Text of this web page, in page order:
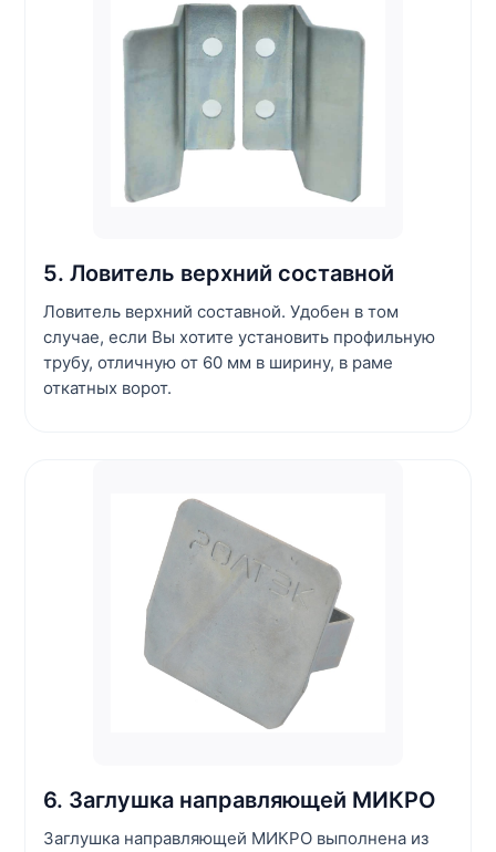
5. Ловитель верхний составной
Ловитель верхний составной. Удобен в том
случае, если Вы хотите установить профильную
трубу, отличную от 60 мм в ширину, в раме
откатных ворот.
6. Заглушка направляющей МИКРО
Заглушка направляющей МИКРО выполнена из